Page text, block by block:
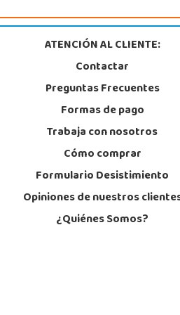
03296, Elche
Localizar Tienda
Avenida Molino de la
959 541 845
Localizar Tienda
ATENCIÓN AL CLIENTE:
Contactar
Preguntas Frecuentes
Formas de pago
Trabaja con nosotros
Cómo comprar
Formulario Desistimiento
Opiniones de nuestros
¿Quiénes Somos?